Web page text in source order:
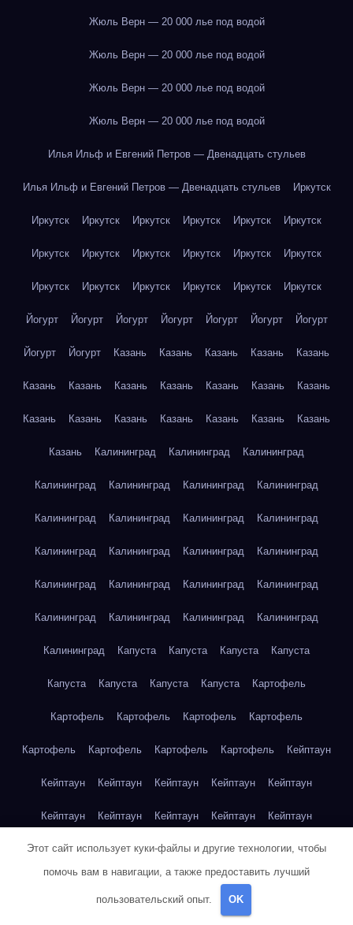
Жюль Верн — 20 000 лье под водой
Жюль Верн — 20 000 лье под водой
Жюль Верн — 20 000 лье под водой
Жюль Верн — 20 000 лье под водой
Илья Ильф и Евгений Петров — Двенадцать стульев
Илья Ильф и Евгений Петров — Двенадцать стульев Иркутск
Иркутск Иркутск Иркутск Иркутск Иркутск Иркутск
Иркутск Иркутск Иркутск Иркутск Иркутск Иркутск
Иркутск Иркутск Иркутск Иркутск Иркутск Иркутск
Йогурт Йогурт Йогурт Йогурт Йогурт Йогурт Йогурт
Йогурт Йогурт Казань Казань Казань Казань Казань
Казань Казань Казань Казань Казань Казань Казань
Казань Казань Казань Казань Казань Казань Казань
Казань Калининград Калининград Калининград
Калининград Калининград Калининград Калининград
Калининград Калининград Калининград Калининград
Калининград Калининград Калининград Калининград
Калининград Калининград Калининград Калининград
Калининград Калининград Калининград Калининград
Калининград Капуста Капуста Капуста Капуста
Капуста Капуста Капуста Капуста Картофель
Картофель Картофель Картофель Картофель
Картофель Картофель Картофель Картофель Кейптаун
Кейптаун Кейптаун Кейптаун Кейптаун Кейптаун
Кейптаун Кейптаун Кейптаун Кейптаун Кейптаун
Кейптаун Кейптаун Кейптаун Кейптаун Кейптаун
Кейптаун
Клубника
Этот сайт использует куки-файлы и другие технологии, чтобы
помочь вам в навигации, а также предоставить лучший
пользовательский опыт. OK